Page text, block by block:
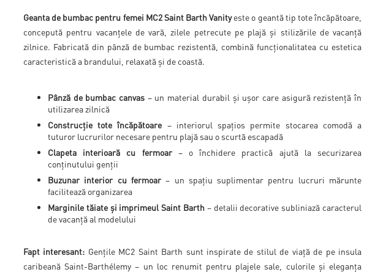
Geanta de bumbac pentru femei MC2 Saint Barth Vanityeste o geantă tip tote încăpătoare,
concepută pentru vacanțele de vară, zilele petrecute pe plajă și stilizările de vacanță
zilnice. Fabricată din pânză de bumbac rezistentă, combină funcționalitatea cu estetica
caracteristică a brandului, relaxată și de coastă.
Pânză de bumbac canvas – un material durabil și ușor care asigură rezistență în
utilizarea zilnică
Construcție tote încăpătoare – interiorul spațios permite stocarea comodă a
tuturor lucrurilor necesare pentru plajă sau o scurtă escapadă
Clapeta interioară cu fermoar– o închidere practică ajută la securizarea
conținutului genții
Buzunar interior cu fermoar– un spațiu suplimentar pentru lucruri mărunte
facilitează organizarea
Marginile tăiate și imprimeul Saint Barth – detalii decorative subliniază caracterul
de vacanță al modelului
Fapt interesant: Gențile MC2 Saint Barth sunt inspirate de stilul de viață de pe insula
caribeană Saint-Barthélemy – un loc renumit pentru plajele sale, culorile și eleganța